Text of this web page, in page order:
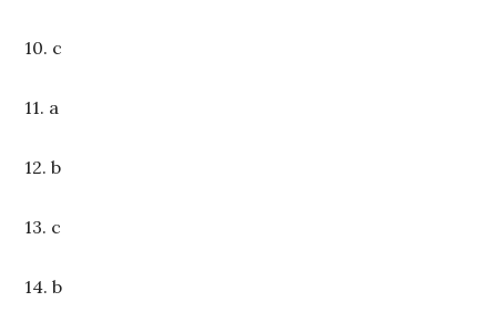
10. c
11. a
12. b
13. c
14. b